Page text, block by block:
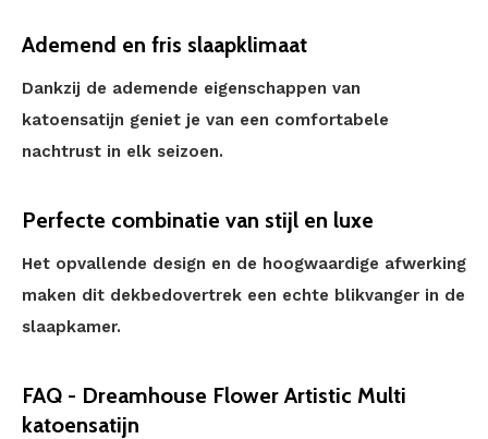
Ademend en fris slaapklimaat
Dankzij de ademende eigenschappen van
katoensatijn geniet je van een comfortabele
nachtrust in elk seizoen.
Perfecte combinatie van stijl en luxe
Het opvallende design en de hoogwaardige afwerking
maken dit dekbedovertrek een echte blikvanger in de
slaapkamer.
FAQ - Dreamhouse Flower Artistic Multi
katoensatijn